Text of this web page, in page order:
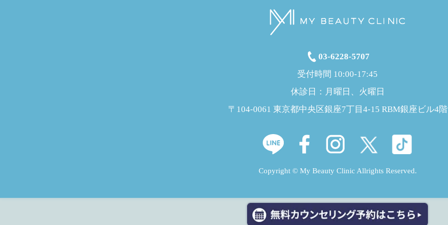
03-6228-5707
受付時間 10:00-17:45
休診日：月曜日、火曜日
〒104-0061 東京都中央区銀座7丁目4-15 RBM銀座ビル4階
Copyright © My Beauty Clinic Allrights Reserved.